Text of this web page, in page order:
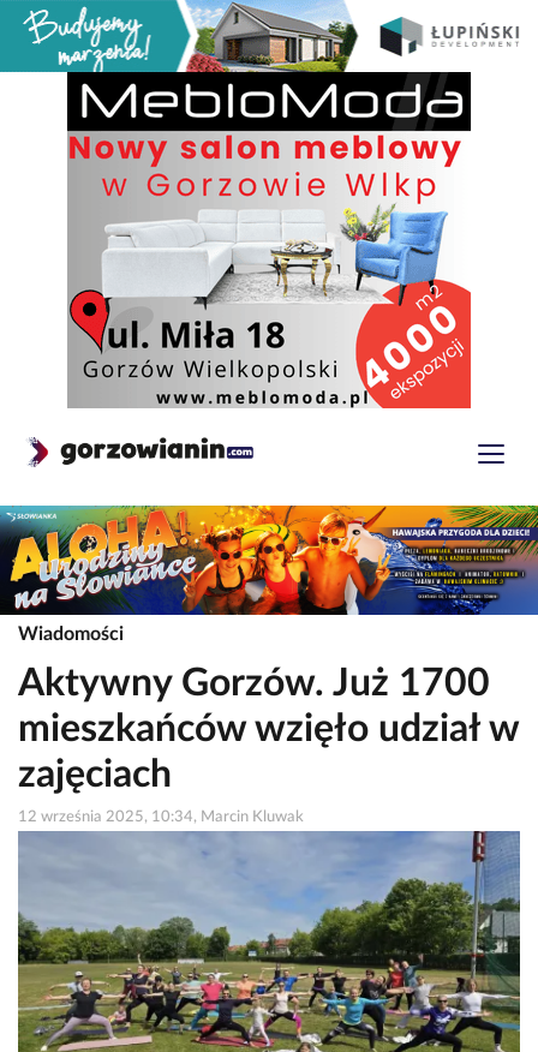
Wiadomości
Aktywny Gorzów. Już 1700
mieszkańców wzięło udział w
zajęciach
12 września 2025, 10:34, Marcin Kluwak